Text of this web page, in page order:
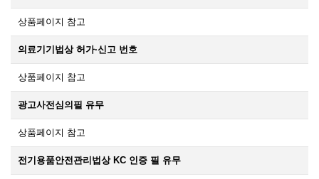
상품페이지 참고
의료기기법상 허가·신고 번호
상품페이지 참고
광고사전심의필 유무
상품페이지 참고
전기용품안전관리법상 KC 인증 필 유무